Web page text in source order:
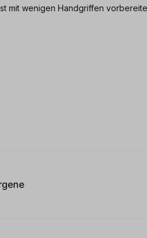
mit wenigen Handgriffen